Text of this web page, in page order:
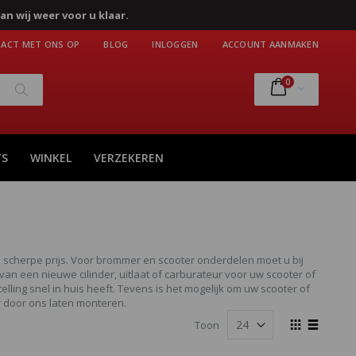
wij weer voor u klaar.
MET ONS OP BLOG INLOGGEN ACCOUNT AANMAKEN
Cart
0producten
WINKEL VERZEKEREN
prijs. Voor brommer en scooter onderdelen moet u bij
een nieuwe cilinder, uitlaat of carburateur voor uw scooter of
snel in huis heeft. Tevens is het mogelijk om uw scooter of
ons laten monteren.
Tonen
Toon